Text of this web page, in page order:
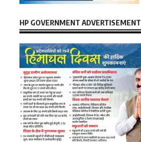
HP GOVERNMENT ADVERTISEMENT